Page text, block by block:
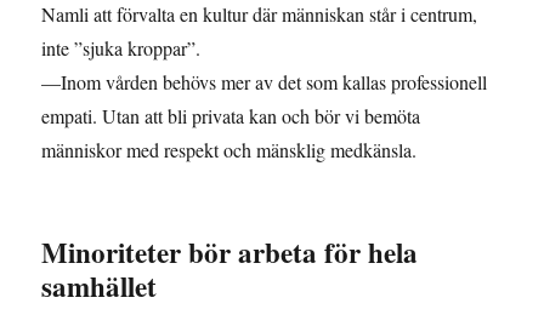
Namli att förvalta en kultur där människan står i centrum,
inte ”sjuka kroppar”.
—Inom vården behövs mer av det som kallas professionell
empati. Utan att bli privata kan och bör vi bemöta
människor med respekt och mänsklig medkänsla.
Minoriteter bör arbeta för hela
samhället